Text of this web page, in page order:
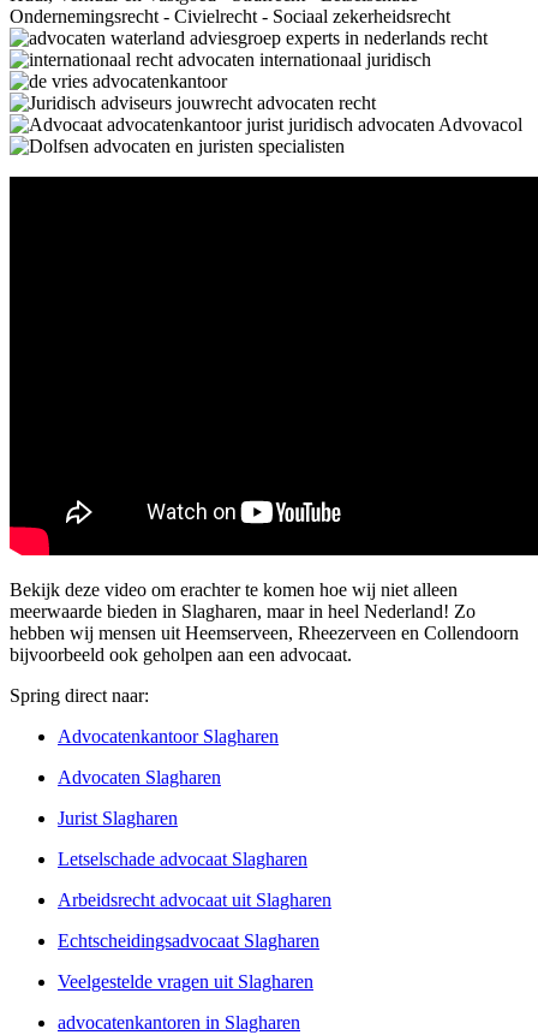
Bekijk deze video om erachter te komen hoe wij niet alleen
meerwaarde bieden in Slagharen, maar in heel Nederland! Zo
hebben wij mensen uit Heemserveen, Rheezerveen en Collendoorn
bijvoorbeeld ook geholpen aan een advocaat.
Spring direct naar:
Advocatenkantoor Slagharen
Advocaten Slagharen
Jurist Slagharen
Letselschade advocaat Slagharen
Arbeidsrecht advocaat uit Slagharen
Echtscheidingsadvocaat Slagharen
Veelgestelde vragen uit Slagharen
advocatenkantoren in Slagharen